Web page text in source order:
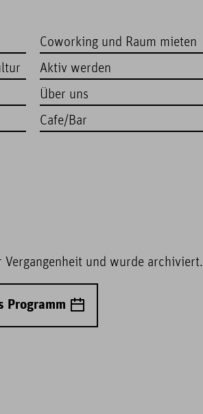
Coworking und Raum mieten
Aktiv werden
Über uns
Cafe/Bar
Vergangenheit und wurde archiviert.
Programm